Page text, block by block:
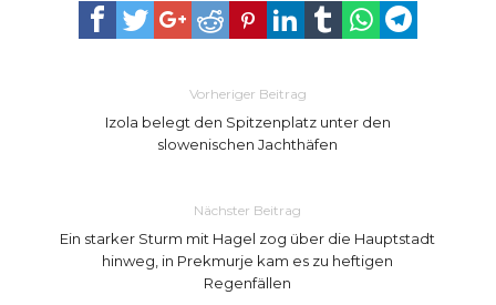
Vorheriger Beitrag
Izola belegt den Spitzenplatz unter den
slowenischen Jachthäfen
Nächster Beitrag
Ein starker Sturm mit Hagel zog über die Hauptstadt
hinweg, in Prekmurje kam es zu heftigen
Regenfällen